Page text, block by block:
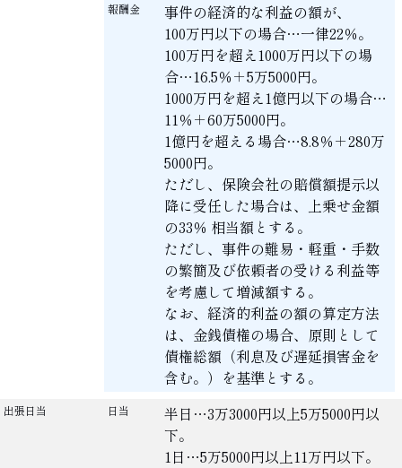
報酬金
事件の経済的な利益の額が、
100万円以下の場合…一律22％。
100万円を超え1000万円以下の場
合…16.5％＋5万5000円。
1000万円を超え1億円以下の場合…
11％＋60万5000円。
1億円を超える場合…8.8％＋280万
5000円。
ただし、保険会社の賠償額提示以
降に受任した場合は、上乗せ金額
の33％ 相当額とする。
ただし、事件の難易・軽重・手数
の繁簡及び依頼者の受ける利益等
を考慮して増減額する。
なお、経済的利益の額の算定方法
は、金銭債権の場合、原則として
債権総額（利息及び遅延損害金を
含む。）を基準とする。
出張日当 日当
半日…3万3000円以上5万5000円以
下。
1日…5万5000円以上11万円以下。